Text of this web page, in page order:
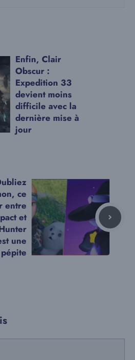
Enfin, Clair
Obscur :
Expedition 33
devient moins
difficile avec la
dernière mise à
jour
ce
entre
et
une